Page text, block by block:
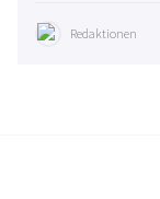
Redaktionen